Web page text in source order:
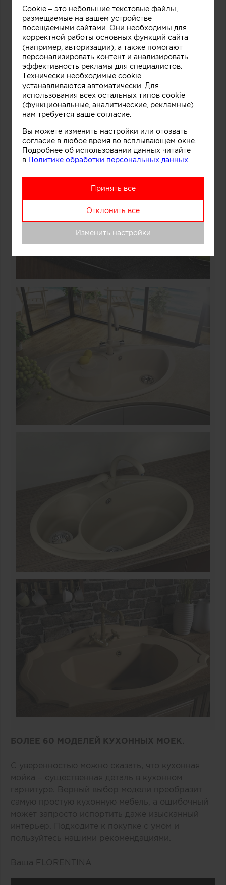
БОЛЕЕ 60 МОДЕЛЕЙ КУХОННЫХ МОЕК.
С уверенностью можно сказать, что кухонная
мойка – существенная деталь в кухонном
гарнитуре. Верный выбор модели преобразит
самую простую кухонную мебель, а ошибочный
может запросто испортить даже изысканный
интерьер. Подходите к покупке с умом и
пользуйтесь нашими рекомендациями.
Ваша FLORENTINA
Cookie – это небольшие текстовые файлы,
размещаемые на вашем устройстве
посещаемыми сайтами. Они необходимы для
корректной работы основных функций сайта
(например, авторизации), а также помогают
персонализировать контент и анализировать
эффективность рекламы для специалистов.
Технически необходимые cookie
устанавливаются автоматически. Для
использования всех остальных типов cookie
(функциональные, аналитические, рекламные)
нам требуется ваше согласие.
Вы можете изменить настройки или отозвать
согласие в любое время во всплывающем окне.
Подробнее об использовании данных читайте
в Политике обработки персональных данных.
Принять все
Отклонить все
Изменить настройки